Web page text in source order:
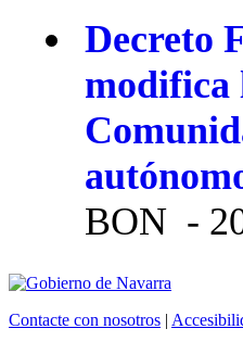
Decreto
modifica
BON -
Contacte con nosotros |